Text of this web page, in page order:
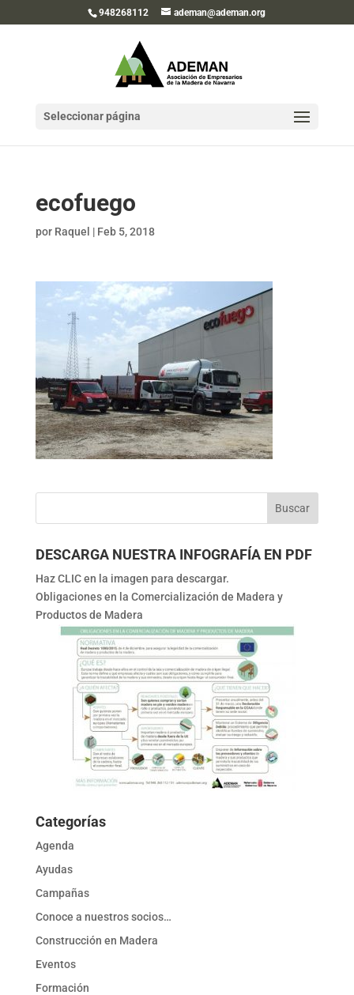
948268112 ademan@ademan.org
Seleccionar página
ecofuego
por Raquel | Feb 5, 2018
DESCARGA NUESTRA INFOGRAFÍA EN PDF
Haz CLIC en la imagen para descargar.
Obligaciones en la Comercialización de Madera y
Productos de Madera
Categorías
Agenda
Ayudas
Campañas
Conoce a nuestros socios…
Construcción en Madera
Eventos
Formación